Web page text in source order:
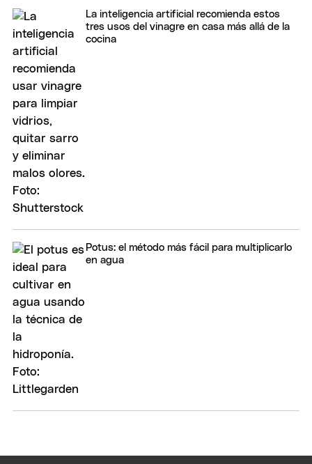
La inteligencia artificial recomienda estos
tres usos del vinagre en casa más allá de la
cocina
Potus: el método más fácil para multiplicarlo
en agua